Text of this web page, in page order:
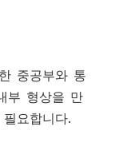
중공부와 통
부 형상을 만
요합니다.